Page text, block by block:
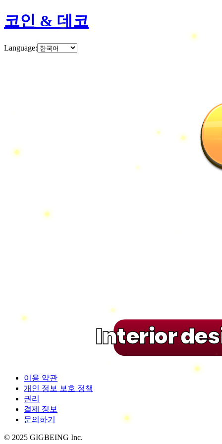
코인 & 데코
Language:
Interior
이용 약관
개인 정보 보호 정책
권리
결제 정보
문의하기
© 2025 GIGBEING Inc.